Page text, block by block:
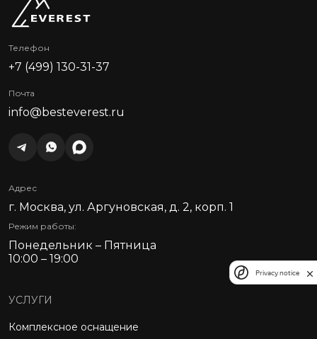
Телефон
+7 (499) 130-31-37
Почта
info@besteverest.ru
Адрес
г. Москва, ул. Аргуновская, д. 2, корп. 1
Режим работы:
Понедельник – Пятница
10:00 – 19:00
УСЛУГИ
Комплексное оснащение
Privacy notice